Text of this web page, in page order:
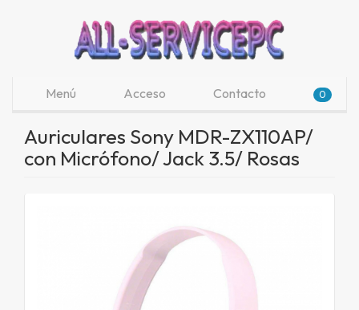
Menú Acceso Contacto 0
Auriculares Sony MDR-ZX110AP/
con Micrófono/ Jack 3.5/ Rosas